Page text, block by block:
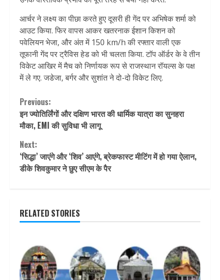
आर्चर ने लक्ष्य का पीछा करते हुए दूसरी ही गेंद पर अभिषेक शर्मा को
आउट किया. फिर वापस आकर खतरनाक ईशान किशन को
पवेलियन भेजा, और अंत में 150 km/h की रफ्तार वाली एक
तूफानी गेंद पर ट्रैविस हेड को भी चलता किया. टॉप ऑर्डर के वे तीन
विकेट आखिर में मैच को निर्णायक रूप से राजस्थान रॉयल्स के पक्ष
में ले गए. जडेजा, बर्गर और सुशांत ने दो-दो विकेट लिए.
Continue
Reading
Previous:
इन ज्योतिर्लिंगों और दक्षिण भारत की धार्मिक यात्रा का सुनहरा
मौका, EMI की सुविधा भी लागू
Next:
‘सिद्धा’ जाएंगे और ‘शिव’ आएंगे, ब्रेकफास्ट मीटिंग में हो गया ऐलान,
डीके शिवकुमार ने छुए सीएम के पैर
RELATED STORIES